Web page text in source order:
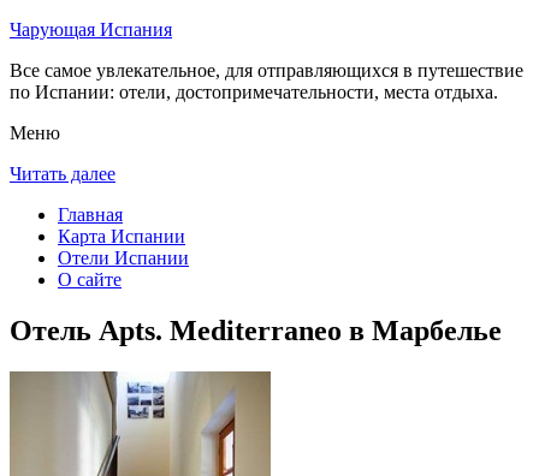
Чарующая Испания
Все самое увлекательное, для отправляющихся в путешествие
по Испании: отели, достопримечательности, места отдыха.
Меню
Читать далее
Главная
Карта Испании
Отели Испании
О сайте
Отель Apts. Mediterraneo в Марбелье